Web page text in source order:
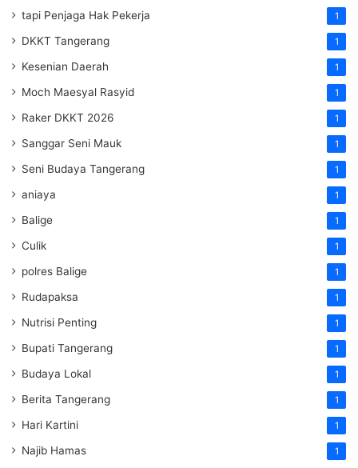
tapi Penjaga Hak Pekerja 1
DKKT Tangerang 1
Kesenian Daerah 1
Moch Maesyal Rasyid 1
Raker DKKT 2026 1
Sanggar Seni Mauk 1
Seni Budaya Tangerang 1
aniaya 1
Balige 1
Culik 1
polres Balige 1
Rudapaksa 1
Nutrisi Penting 1
Bupati Tangerang 1
Budaya Lokal 1
Berita Tangerang 1
Hari Kartini 1
Najib Hamas 1